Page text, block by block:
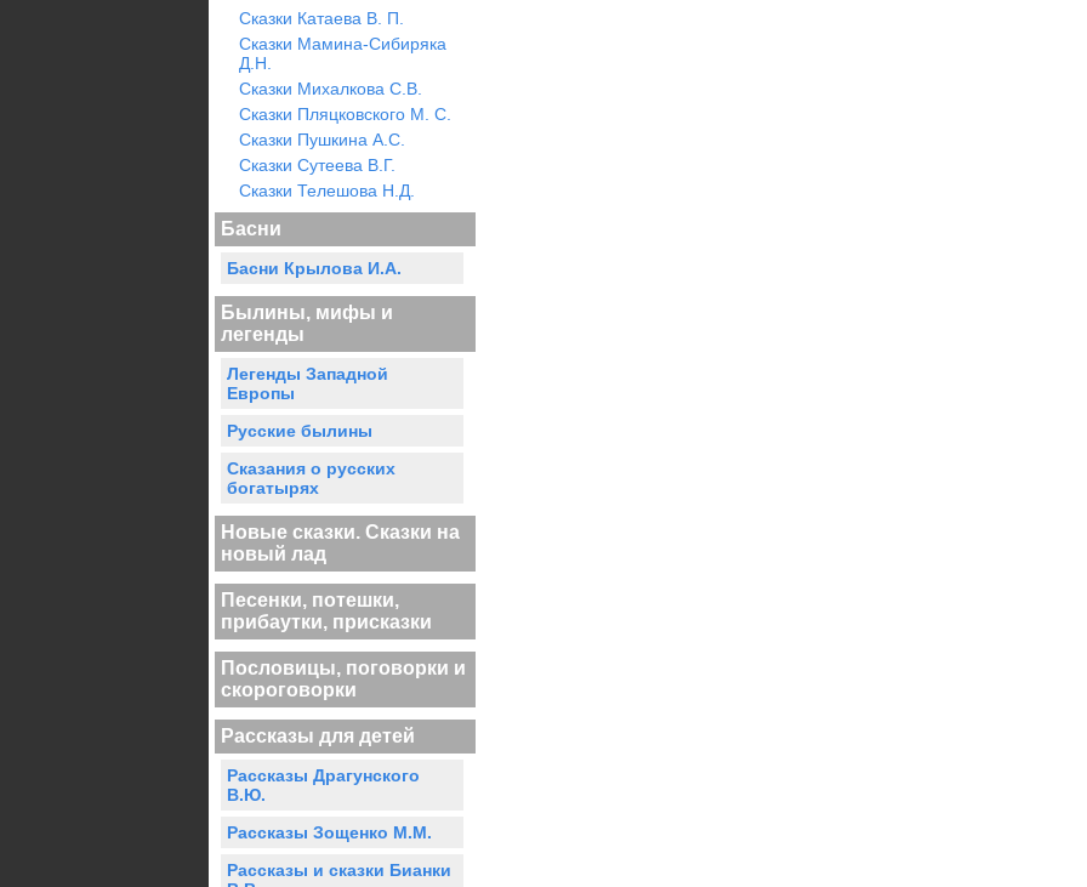
Сказки Катаева В. П.
Сказки Мамина-Сибиряка
Д.Н.
Сказки Михалкова С.В.
Сказки Пляцковского М. С.
Сказки Пушкина А.С.
Сказки Сутеева В.Г.
Сказки Телешова Н.Д.
Басни
Басни Крылова И.А.
Былины, мифы и
легенды
Легенды Западной
Европы
Русские былины
Сказания о русских
богатырях
Новые сказки. Сказки на
новый лад
Песенки, потешки,
прибаутки, присказки
Пословицы, поговорки и
скороговорки
Рассказы для детей
Рассказы Драгунского
В.Ю.
Рассказы Зощенко М.М.
Рассказы и сказки Бианки